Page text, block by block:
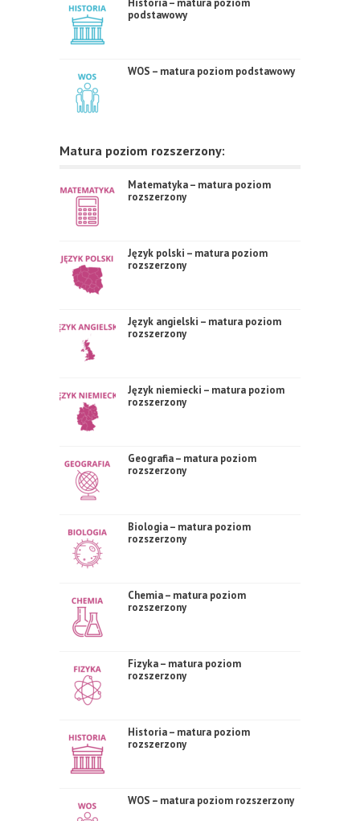
Historia – matura poziom
podstawowy
WOS – matura poziom podstawowy
Matura poziom rozszerzony:
Matematyka – matura poziom
rozszerzony
Język polski – matura poziom
rozszerzony
Język angielski – matura poziom
rozszerzony
Język niemiecki – matura poziom
rozszerzony
Geografia – matura poziom
rozszerzony
Biologia – matura poziom
rozszerzony
Chemia – matura poziom
rozszerzony
Fizyka – matura poziom
rozszerzony
Historia – matura poziom
rozszerzony
WOS – matura poziom rozszerzony